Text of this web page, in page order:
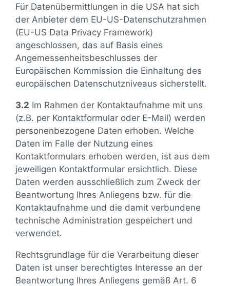
Für Datenübermittlungen in die USA hat sich
der Anbieter dem EU-US-Datenschutzrahmen
(EU-US Data Privacy Framework)
angeschlossen, das auf Basis eines
Angemessenheitsbeschlusses der
Europäischen Kommission die Einhaltung des
europäischen Datenschutzniveaus sicherstellt.
3.2 Im Rahmen der Kontaktaufnahme mit uns
(z.B. per Kontaktformular oder E-Mail) werden
personenbezogene Daten erhoben. Welche
Daten im Falle der Nutzung eines
Kontaktformulars erhoben werden, ist aus dem
jeweiligen Kontaktformular ersichtlich. Diese
Daten werden ausschließlich zum Zweck der
Beantwortung Ihres Anliegens bzw. für die
Kontaktaufnahme und die damit verbundene
technische Administration gespeichert und
verwendet.
Rechtsgrundlage für die Verarbeitung dieser
Daten ist unser berechtigtes Interesse an der
Beantwortung Ihres Anliegens gemäß Art. 6